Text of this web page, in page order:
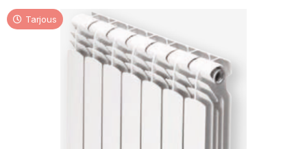
Tarjous